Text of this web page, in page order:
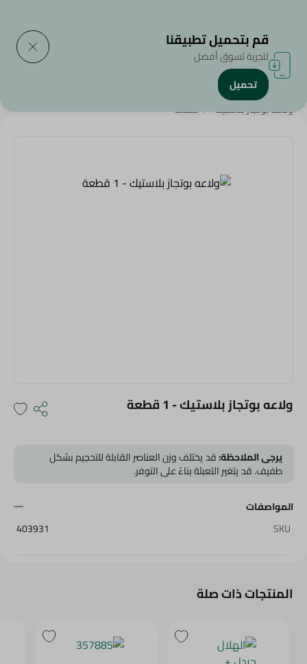
الرئيسية/المنزل والحديقة
ولاعه بوتجاز بلاستيك - 1 قطعة
ولاعه بوتجاز بلاستيك - 1 قطعة
يرجى الملاحظة:قد يختلف وزن العناصر القابلة للتحجيم بشكل
طفيف. قد يتغير التعبئة بناءً على التوفر.
المواصفات
SKU
403931
المنتجات ذات صلة
قم بتحميل تطبيقنا
لتجربة تسوق أفضل
تحميل